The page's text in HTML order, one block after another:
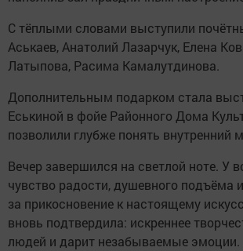
С тёплыми словами выступили
Аськаев, Анатолий Лазарчук, Елена
Латыпова, Расима Камалутдинова.
Дополнительным подарком стала
Еськиной в фойе Районного Дома
позволили глубже понять внутренний
Вечер завершился на светлой ноте. У
чувство радости, душевного подъёма
за прикосновение к настоящему
вновь подтвердила: искреннее
людей и дарит незабываемые эмоции.